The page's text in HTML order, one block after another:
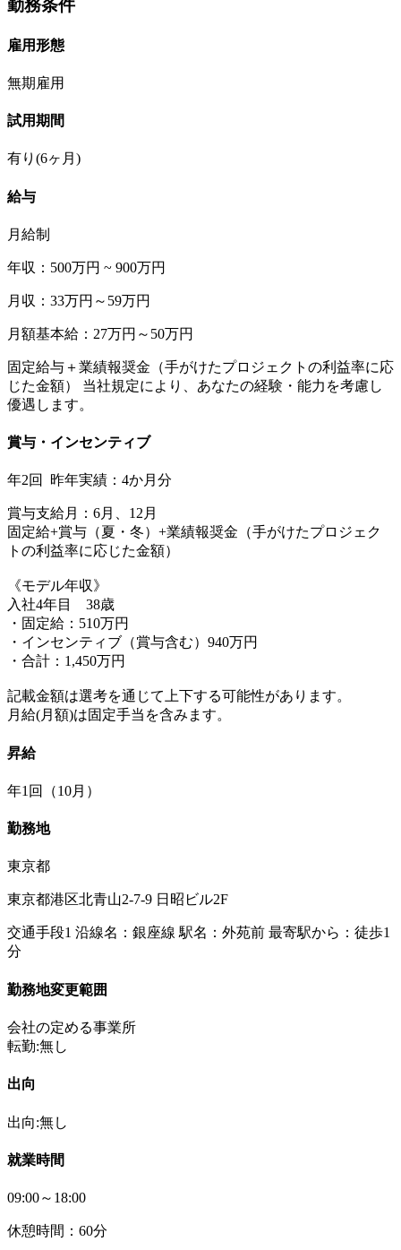
勤務条件
雇用形態
無期雇用
試用期間
有り(6ヶ月)
給与
月給制
年収：500万円 ~ 900万円
月収：33万円～59万円
月額基本給：27万円～50万円
固定給与＋業績報奨金（手がけたプロジェクトの利益率に応
じた金額） 当社規定により、あなたの経験・能力を考慮し
優遇します。
賞与・インセンティブ
年2回 昨年実績：4か月分
賞与支給月：6月、12月
固定給+賞与（夏・冬）+業績報奨金（手がけたプロジェク
トの利益率に応じた金額）
《モデル年収》
入社4年目 38歳
・固定給：510万円
・インセンティブ（賞与含む）940万円
・合計：1,450万円
記載金額は選考を通じて上下する可能性があります。
月給(月額)は固定手当を含みます。
昇給
年1回（10月）
勤務地
東京都
東京都港区北青山2-7-9 日昭ビル2F
交通手段1 沿線名：銀座線 駅名：外苑前 最寄駅から：徒歩1
分
勤務地変更範囲
会社の定める事業所
転勤:無し
出向
出向:無し
就業時間
09:00～18:00
休憩時間：60分